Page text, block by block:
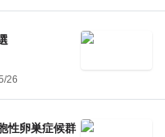
26
性卵巣症候群